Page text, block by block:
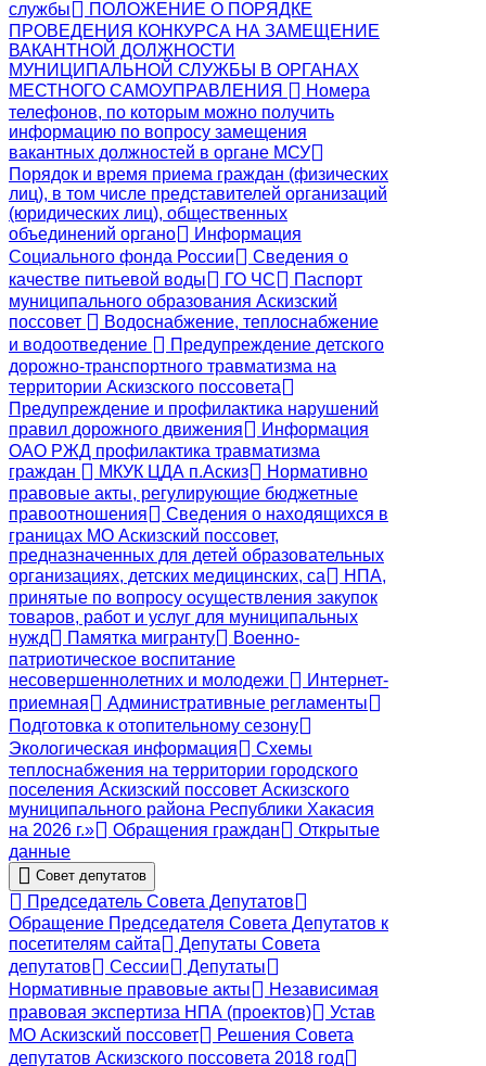
службы
ПОЛОЖЕНИЕ О ПОРЯДКЕ
ПРОВЕДЕНИЯ КОНКУРСА НА ЗАМЕЩЕНИЕ
ВАКАНТНОЙ ДОЛЖНОСТИ
МУНИЦИПАЛЬНОЙ СЛУЖБЫ В ОРГАНАХ
МЕСТНОГО САМОУПРАВЛЕНИЯ
Номера
телефонов, по которым можно получить
информацию по вопросу замещения
вакантных должностей в органе МСУ
Порядок и время приема граждан (физических
лиц), в том числе представителей организаций
(юридических лиц), общественных
объединений органо
Информация
Социального фонда России
Сведения о
качестве питьевой воды
ГО ЧС
Паспорт
муниципального образования Аскизский
поссовет
Водоснабжение, теплоснабжение
и водоотведение
Предупреждение детского
дорожно-транспортного травматизма на
территории Аскизского поссовета
Предупреждение и профилактика нарушений
правил дорожного движения
Информация
ОАО РЖД профилактика травматизма
граждан
МКУК ЦДА п.Аскиз
Нормативно
правовые акты, регулирующие бюджетные
правоотношения
Сведения о находящихся в
границах МО Аскизский поссовет,
предназначенных для детей образовательных
организациях, детских медицинских, са
НПА,
принятые по вопросу осуществления закупок
товаров, работ и услуг для муниципальных
нужд
Памятка мигранту
Военно-
патриотическое воспитание
несовершеннолетних и молодежи
Интернет-
приемная
Административные регламенты
Подготовка к отопительному сезону
Экологическая информация
Схемы
теплоснабжения на территории городского
поселения Аскизский поссовет Аскизского
муниципального района Республики Хакасия
на 2026 г.»
Обращения граждан
Открытые
данные
Совет депутатов
Председатель Совета Депутатов
Обращение Председателя Совета Депутатов к
посетителям сайта
Депутаты Совета
депутатов
Сессии
Депутаты
Нормативные правовые акты
Независимая
правовая экспертиза НПА (проектов)
Устав
МО Аскизский поссовет
Решения Совета
депутатов Аскизского поссовета 2018 год